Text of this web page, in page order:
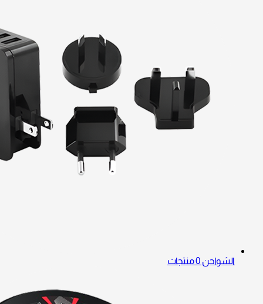
الشواحن 0 منتجات